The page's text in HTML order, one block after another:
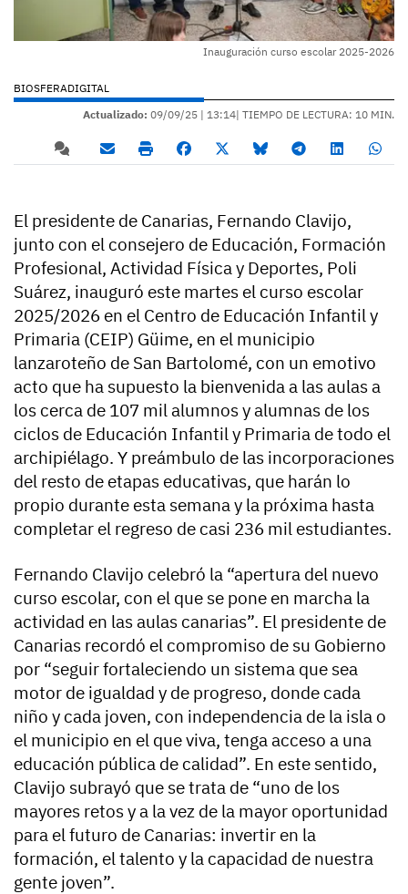
Inauguración curso escolar 2025-2026
BIOSFERADIGITAL
Actualizado: 09/09/25 | 13:14| TIEMPO DE LECTURA: 10 MIN.
El presidente de Canarias, Fernando Clavijo,
junto con el consejero de Educación, Formación
Profesional, Actividad Física y Deportes, Poli
Suárez, inauguró este martes el curso escolar
2025/2026 en el Centro de Educación Infantil y
Primaria (CEIP) Güime, en el municipio
lanzaroteño de San Bartolomé, con un emotivo
acto que ha supuesto la bienvenida a las aulas a
los cerca de 107 mil alumnos y alumnas de los
ciclos de Educación Infantil y Primaria de todo el
archipiélago. Y preámbulo de las incorporaciones
del resto de etapas educativas, que harán lo
propio durante esta semana y la próxima hasta
completar el regreso de casi 236 mil estudiantes.
Fernando Clavijo celebró la “apertura del nuevo
curso escolar, con el que se pone en marcha la
actividad en las aulas canarias”. El presidente de
Canarias recordó el compromiso de su Gobierno
por “seguir fortaleciendo un sistema que sea
motor de igualdad y de progreso, donde cada
niño y cada joven, con independencia de la isla o
el municipio en el que viva, tenga acceso a una
educación pública de calidad”. En este sentido,
Clavijo subrayó que se trata de “uno de los
mayores retos y a la vez de la mayor oportunidad
para el futuro de Canarias: invertir en la
formación, el talento y la capacidad de nuestra
gente joven”.